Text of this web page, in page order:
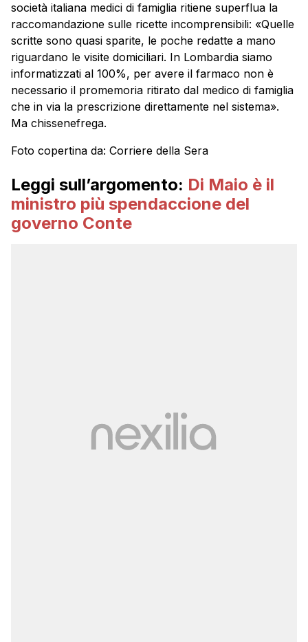
società italiana medici di famiglia ritiene superflua la
raccomandazione sulle ricette incomprensibili: «Quelle
scritte sono quasi sparite, le poche redatte a mano
riguardano le visite domiciliari. In Lombardia siamo
informatizzati al 100%, per avere il farmaco non è
necessario il promemoria ritirato dal medico di famiglia
che in via la prescrizione direttamente nel sistema».
Ma chissenefrega.
Foto copertina da: Corriere della Sera
Leggi sull’argomento: Di Maio è il
ministro più spendaccione del
governo Conte